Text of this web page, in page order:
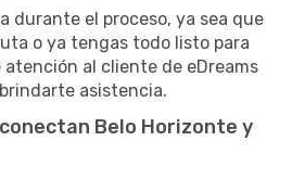
durante el proceso, ya sea que
o ya tengas todo listo para
al cliente de eDreams
asistencia.
Belo Horizonte y